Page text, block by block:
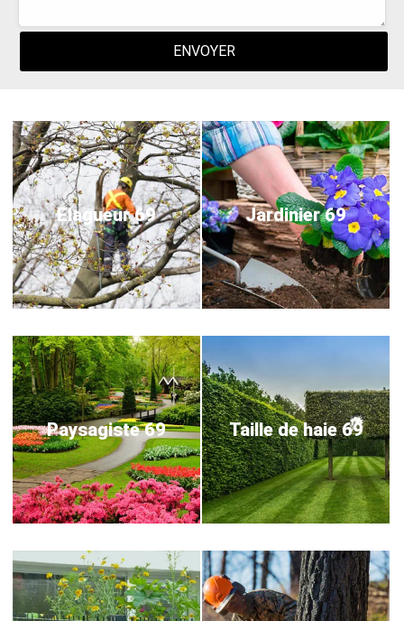
Elagueur 69 Jardinier 69
Paysagiste 69 Taille de haie 69